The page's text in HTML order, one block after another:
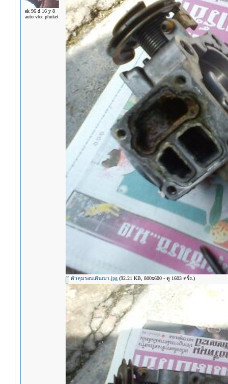
ek 96 d 16 y 8
auto vtec phuket
ตัวคุมรอบเดินเบา.jpg(92.21 KB, 800x600 - ดู 1603 ครั้ง.)